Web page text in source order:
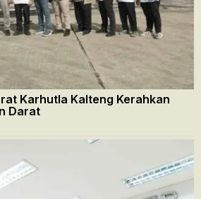
Karhutla Kalteng Kerahkan
Darat